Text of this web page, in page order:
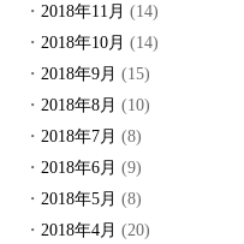
2018年11月 (14)
2018年10月 (14)
2018年9月 (15)
2018年8月 (10)
2018年7月 (8)
2018年6月 (9)
2018年5月 (8)
2018年4月 (20)